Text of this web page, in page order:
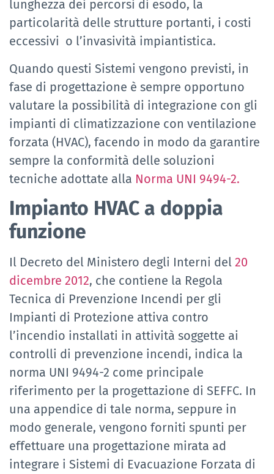
lunghezza dei percorsi di esodo, la
particolarità delle strutture portanti, i costi
eccessivi o l’invasività impiantistica.
Quando questi Sistemi vengono previsti, in
fase di progettazione è sempre opportuno
valutare la possibilità di integrazione con gli
impianti di climatizzazione con ventilazione
forzata (HVAC), facendo in modo da garantire
sempre la conformità delle soluzioni
tecniche adottate alla Norma UNI 9494-2.
Impianto HVAC a doppia
funzione
Il Decreto del Ministero degli Interni del 20
dicembre 2012, che contiene la Regola
Tecnica di Prevenzione Incendi per gli
Impianti di Protezione attiva contro
l’incendio installati in attività soggette ai
controlli di prevenzione incendi, indica la
norma UNI 9494-2 come principale
riferimento per la progettazione di SEFFC. In
una appendice di tale norma, seppure in
modo generale, vengono forniti spunti per
effettuare una progettazione mirata ad
integrare i Sistemi di Evacuazione Forzata di